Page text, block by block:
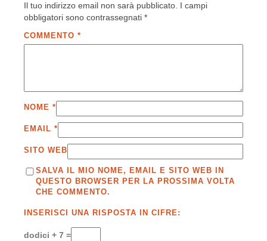
Il tuo indirizzo email non sarà pubblicato. I campi
obbligatori sono contrassegnati *
COMMENTO *
NOME *
EMAIL *
SITO WEB
SALVA IL MIO NOME, EMAIL E SITO WEB IN
QUESTO BROWSER PER LA PROSSIMA VOLTA
CHE COMMENTO.
INSERISCI UNA RISPOSTA IN CIFRE:
dodici + 7 =